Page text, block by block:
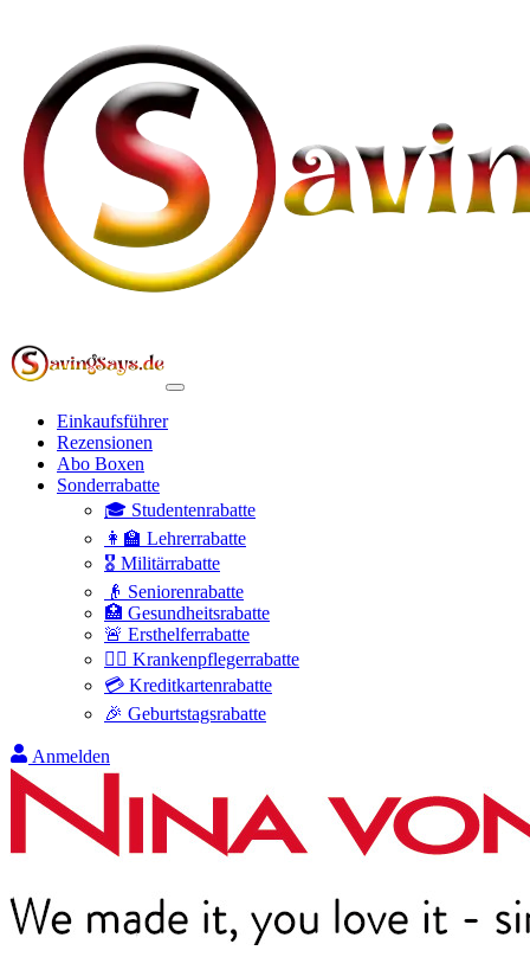
Einkaufsführer
Rezensionen
Abo Boxen
Sonderrabatte
🎓 Studentenrabatte
👩‍🏫 Lehrerrabatte
🎖️ Militärrabatte
👴 Seniorenrabatte
🏥 Gesundheitsrabatte
🚨 Ersthelferrabatte
👩‍⚕️ Krankenpflegerrabatte
💳 Kreditkartenrabatte
🎉 Geburtstagsrabatte
Anmelden